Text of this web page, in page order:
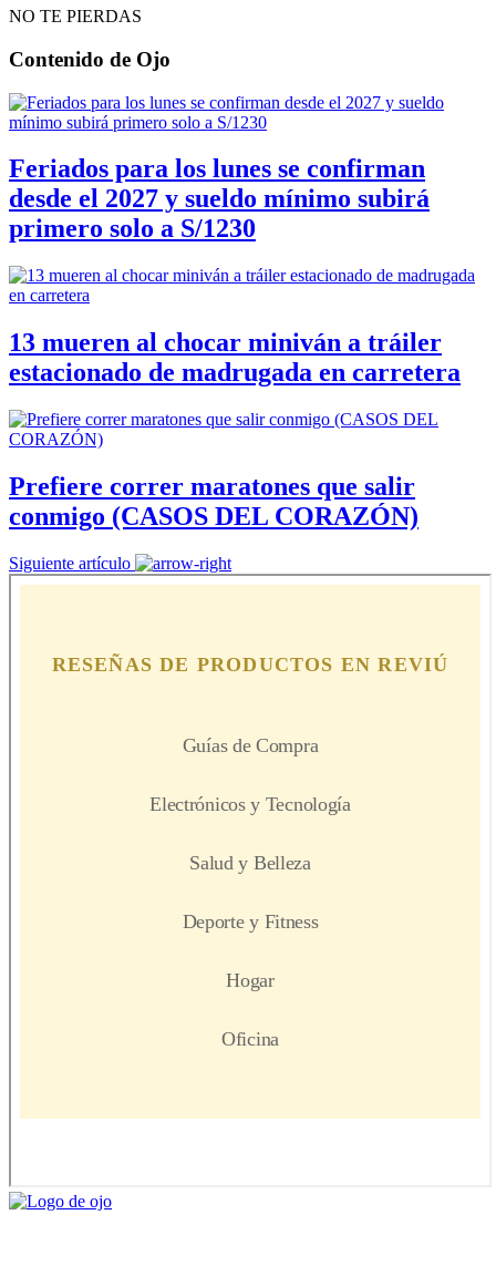
NO TE PIERDAS
Contenido de Ojo
Feriados para los lunes se confirman
desde el 2027 y sueldo mínimo subirá
primero solo a S/1230
13 mueren al chocar miniván a tráiler
estacionado de madrugada en carretera
Prefiere correr maratones que salir
conmigo (CASOS DEL CORAZÓN)
Siguiente artículo